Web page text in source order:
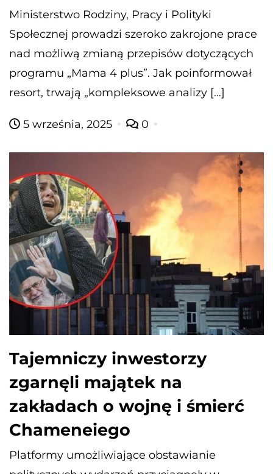
Ministerstwo Rodziny, Pracy i Polityki
Społecznej prowadzi szeroko zakrojone prace
nad możliwą zmianą przepisów dotyczących
programu „Mama 4 plus”. Jak poinformował
resort, trwają „kompleksowe analizy […]
5 września, 2025 0
Tajemniczy inwestorzy
zgarnęli majątek na
zakładach o wojnę i śmierć
Chameneiego
Platformy umożliwiające obstawianie